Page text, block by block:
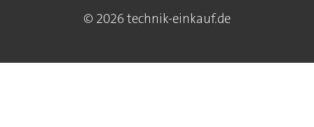
© 2026 technik-einkauf.de